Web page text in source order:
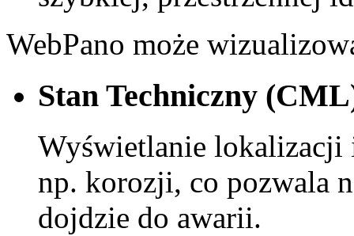
WebPano może
Stan Techniczny
Wyświetlanie lokalizacji
np. korozji, co pozwala
dojdzie do awarii.